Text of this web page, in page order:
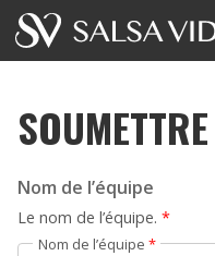
Événements
Actualités
Articles
Nom de l’équipe
Le nom de l’équipe. *
Nom de l’équipe *